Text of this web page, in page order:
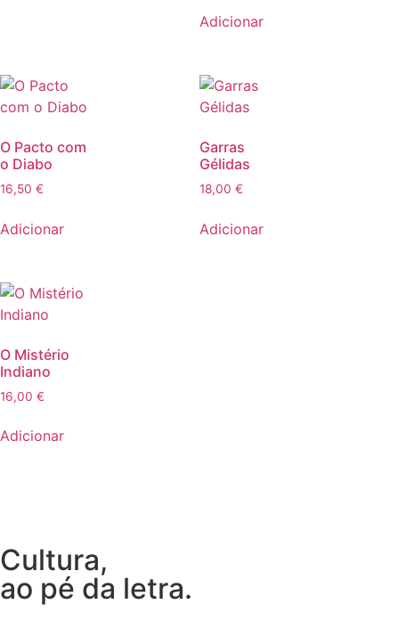
Adicionar
O Pacto com
o Diabo
16,50 €
Adicionar
Garras
Gélidas
18,00 €
Adicionar
O Mistério
Indiano
16,00 €
Adicionar
Cultura,
ao pé da letra.